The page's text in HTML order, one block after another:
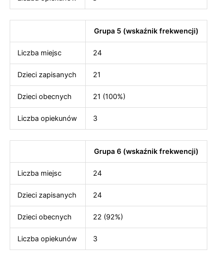
Grupa 5 (wskaźnik frekwencji)
Liczba miejsc 24
Dzieci zapisanych 21
Dzieci obecnych 21 (100%)
Liczba opiekunów 3
Grupa 6 (wskaźnik frekwencji)
Liczba miejsc 24
Dzieci zapisanych 24
Dzieci obecnych 22 (92%)
Liczba opiekunów 3